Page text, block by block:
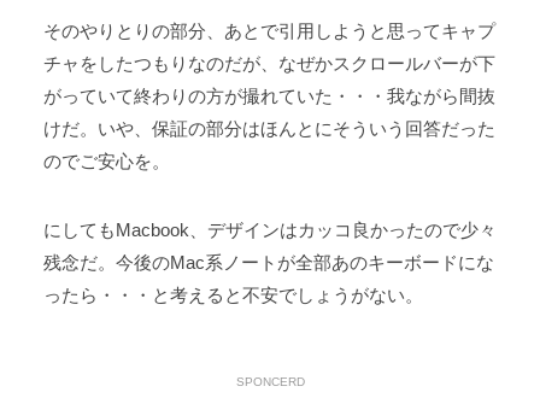
そのやりとりの部分、あとで引用しようと思ってキャプ
チャをしたつもりなのだが、なぜかスクロールバーが下
がっていて終わりの方が撮れていた・・・我ながら間抜
けだ。いや、保証の部分はほんとにそういう回答だった
のでご安心を。
にしてもMacbook、デザインはカッコ良かったので少々
残念だ。今後のMac系ノートが全部あのキーボードにな
ったら・・・と考えると不安でしょうがない。
SPONCERD